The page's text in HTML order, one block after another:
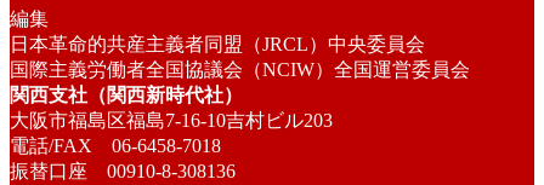
編集
日本革命的共産主義者同盟（JRCL）中央委員会
国際主義労働者全国協議会（NCIW）全国運営委員会
関西支社（関西新時代社）
大阪市福島区福島7-16-10吉村ビル203
電話/FAX 06-6458-7018
振替口座 00910-8-308136